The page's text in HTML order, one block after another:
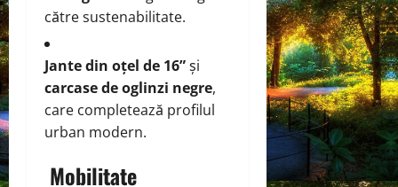
către sustenabilitate.
Jante din oțel de 16”și
carcase de oglinzi negre,
care completează profilul
urban modern.
Mobilitate